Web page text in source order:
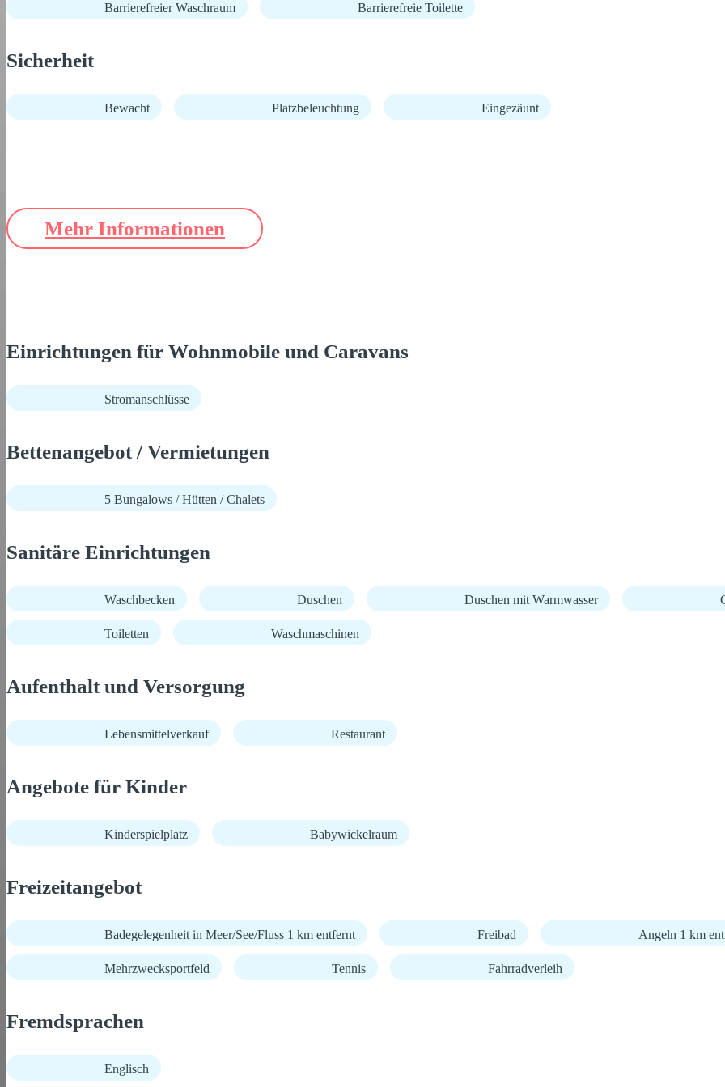
Barrierefreier Waschraum Barrierefreie Toilette
Sicherheit
Bewacht Platzbeleuchtung Eingezäunt
Mehr Informationen
Einrichtungen für Wohnmobile und Caravans
Stromanschlüsse
Bettenangebot / Vermietungen
5 Bungalows / Hütten / Chalets
Sanitäre Einrichtungen
Waschbecken Duschen Duschen mit Warmwasser
Toiletten Waschmaschinen
Aufenthalt und Versorgung
Lebensmittelverkauf Restaurant
Angebote für Kinder
Kinderspielplatz Babywickelraum
Freizeitangebot
Badegelegenheit in Meer/See/Fluss 1 km entfernt Freibad Angeln 1 km
Mehrzwecksportfeld Tennis Fahrradverleih
Fremdsprachen
Englisch